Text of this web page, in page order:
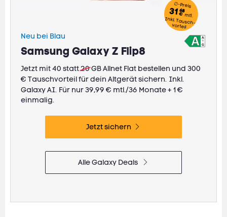
Samsung Galaxy Z Flip8
Jetzt mit 40 statt20GB Allnet Flat bestellen und 300
€ Tauschvorteil für dein Altgerät sichern. Inkl.
Galaxy AI. Für nur 39,99 € mtl./36 Monate + 1 €
einmalig.
Jetzt sichern
Alle Galaxy Deals
Neu bei Blau
∅-Preis
3168
€mtl.
Inkl. Tausch-
vorteil